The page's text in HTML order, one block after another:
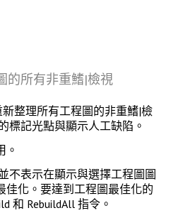
的所有非重鰭|檢視
整理所有工程圖的非重鰭|檢
標記光點與顯示人工缺陷。
。
不表示在顯示與選擇工程圖圖
佳化。要達到工程圖最佳化的
和 RebuildAll 指令。